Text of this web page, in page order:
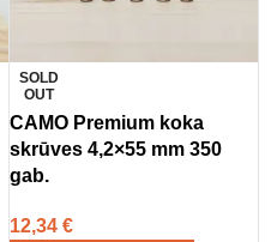
SOLD
OUT
CAMO Premium koka
skrūves 4,2×55 mm 350
gab.
12,34 €